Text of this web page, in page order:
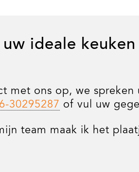
ideale
met ons op, we spreken
30295287 of vul uw
team maak ik het